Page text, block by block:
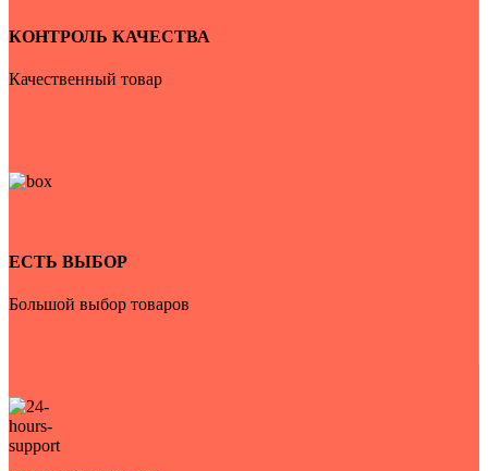
КОНТРОЛЬ КАЧЕСТВА
Качественный товар
ЕСТЬ ВЫБОР
Большой выбор товаров